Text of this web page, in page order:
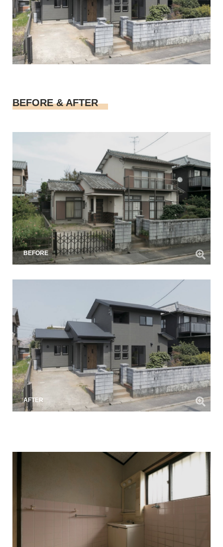
BEFORE & AFTER
BEFORE
AFTER